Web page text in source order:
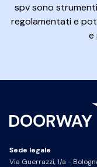
spv sono
regolamentati e
e
Sede legale
Via Guerrazzi, 1/a -